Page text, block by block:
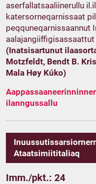
aserfallatsaaliinerullu
katersorneqarnissaat
peqquneqarnissaannut
aalajangiiffigisassaattut
(Inatsisartunut
Motzfeldt, Bendt B.
Mala Høy Kúko)
ilanngussallu
Ataatsimiititaliaq
Imm./pkt.: 24